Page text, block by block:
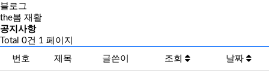
블로그
the봄 재활
공지사항
Total 0건 1 페이지
번호
제목 글쓴이 조회 날짜